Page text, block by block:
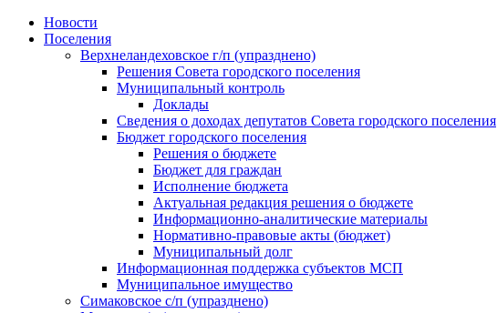
Skip
Новости
Поселения
Верхнеландеховское г/п (упразднено)
Решения Совета городского поселения
Муниципальный контроль
Доклады
Сведения о доходах депутатов Совета городского поселения
Бюджет городского поселения
Решения о бюджете
Бюджет для граждан
Исполнение бюджета
Актуальная редакция решения о бюджете
Информационно-аналитические материалы
Нормативно-правовые акты (бюджет)
Муниципальный долг
Информационная поддержка субъектов МСП
Муниципальное имущество
Симаковское с/п (упразднено)